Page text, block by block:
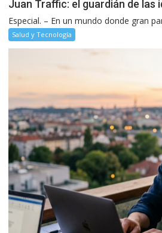
Juan Traffic: el guardián de las
Especial. – En un mundo donde gran
Salud y Tecnología